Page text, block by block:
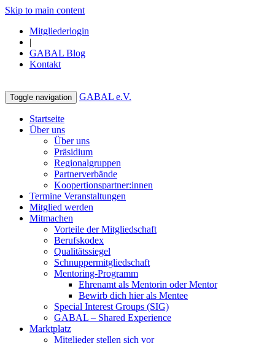
Skip to main content
Mitgliederlogin
|
GABAL Blog
Kontakt
Toggle navigation GABAL e.V.
Startseite
Über uns
Über uns
Präsidium
Regionalgruppen
Partnerverbände
Koopertionspartner:innen
Termine Veranstaltungen
Mitglied werden
Mitmachen
Vorteile der Mitgliedschaft
Berufskodex
Qualitätssiegel
Schnuppermitgliedschaft
Mentoring-Programm
Ehrenamt als Mentorin oder Mentor
Bewirb dich hier als Mentee
Special Interest Groups (SIG)
GABAL – Shared Experience
Marktplatz
Mitglieder stellen sich vor